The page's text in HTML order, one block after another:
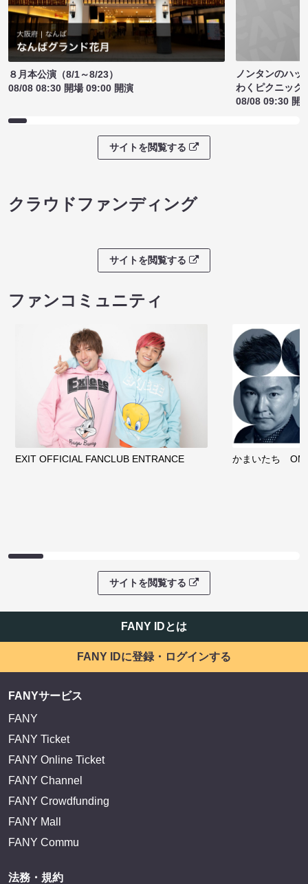
８月本公演（8/1～8/23）
08/08 08:30 開場 09:00 開演
ノンタンのハッ
わくピクニック
08/08 09:30 開
サイトを閲覧する
クラウドファンディング
サイトを閲覧する
ファンコミュニティ
EXIT OFFICIAL FANCLUB ENTRANCE かまいたち
サイトを閲覧する
FANY IDとは
FANY IDに登録・ログインする
FANYサービス
FANY
FANY Ticket
FANY Online Ticket
FANY Channel
FANY Crowdfunding
FANY Mall
FANY Commu
法務・規約